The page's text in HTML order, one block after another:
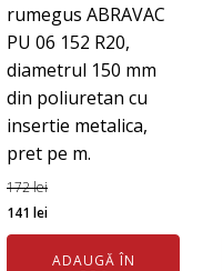
rumegus ABRAVAC
PU 06 152 R20,
diametrul 150 mm
din poliuretan cu
insertie metalica,
pret pe m.
172lei
Prețul
inițial
141 leiPrețul
curent
este:
ADAUGĂ ÎN